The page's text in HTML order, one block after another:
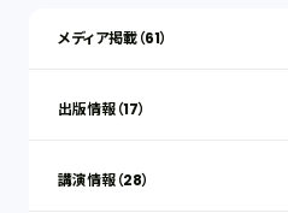
メディア掲載（61）
出版情報（17）
講演情報（28）